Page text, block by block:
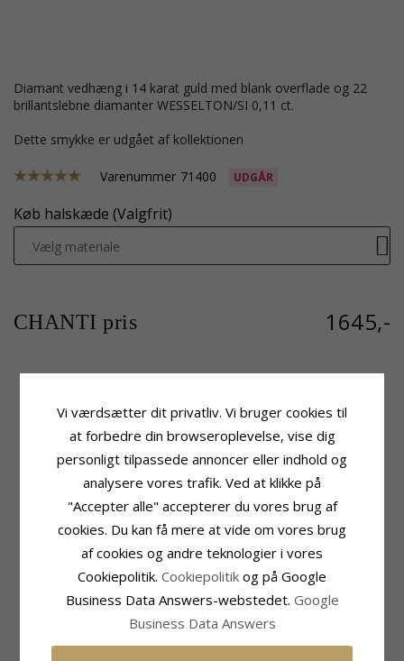
diamant vedhæng i 14 karat guld med blank overflade og 22
brillantslebne diamanter WESSELTON/SI 0,11 ct.
Dette smykke er udgået af kollektionen
Varenummer 71400 UDGÅR
Køb halskæde (Valgfrit)
Vælg materiale
CHANTI pris 1645,-
Produktinformation
Vedhæng: Vedhæng
Karat:14
Ædelmetal:Guld
Blank
Sten
Slibning: Brillantsleben
Sten:Diamant
Diamant Farve: Wesselton
Carat: 0,11
Højde Inkl. Øsken:19,0 mm
7,6 mm
4,9 mm
Leveringstid:2-3 Hverdage
Passer Til Guldkæder Med Bredde
Slange Max:1,8 mm
Venezia Max:1,8 mm
Vi værdsætter dit privatliv. Vi bruger cookies til
at forbedre din browseroplevelse, vise dig
personligt tilpassede annoncer eller indhold og
analysere vores trafik. Ved at klikke på
"Accepter alle" accepterer du vores brug af
cookies. Du kan få mere at vide om vores brug
af cookies og andre teknologier i vores
Cookiepolitik. Cookiepolitik og på Google
Business Data Answers-webstedet. Google
Business Data Answers